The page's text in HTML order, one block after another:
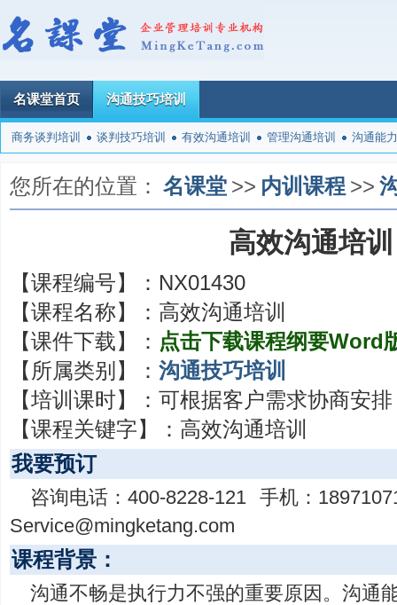
名课堂首页 沟通技巧培训
商务谈判培训 谈判技巧培训 有效沟通培训 管理沟通培训 沟通能
您所在的位置： 名课堂 >> 内训课程 >>
高效沟通培训
【课程编号】： NX01430
【课程名称】： 高效沟通培训
【课件下载】： 点击下载课程纲要Word
【所属类别】： 沟通技巧培训
【培训课时】： 可根据客户需求协商安排
【课程关键字】： 高效沟通培训
我要预订
咨询电话：400-8228-121 手机：
Service@mingketang.com
课程背景：
沟通不畅是执行力不强的重要原因。沟通